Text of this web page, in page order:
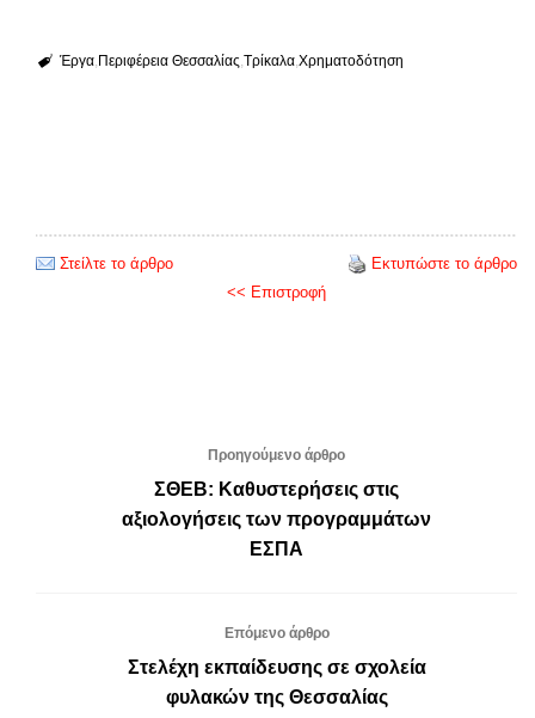
Έργα Περιφέρεια Θεσσαλίας Τρίκαλα Χρηματοδότηση
Στείλτε το άρθρο
Εκτυπώστε το άρθρο
<< Επιστροφή
Προηγούμενο άρθρο
ΣΘΕΒ: Καθυστερήσεις στις
αξιολογήσεις των προγραμμάτων
ΕΣΠΑ
Επόμενο άρθρο
Στελέχη εκπαίδευσης σε σχολεία
φυλακών της Θεσσαλίας